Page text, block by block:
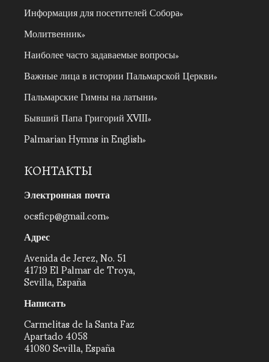
Информация для посетителей Собора
Молитвенник
Наиболее часто задаваемые вопросы
Важные лица в истории Пальмарской Церкви
Пальмарские Гимны на латыни
Бывший Папа Григорий XVIII
Palmarian Hymns in English
КОНТАКТЫ
Электронная почта
ocsficp@gmail.com
Адрес
Avenida de Jerez, No. 51
41719 El Palmar de Troya,
Sevilla, España
Написать
Carmelitas de la Santa Faz
Apartado 4058
41080 Sevilla, España